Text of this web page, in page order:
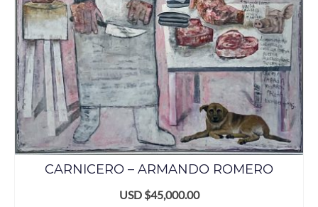
CARNICERO – ARMANDO ROMERO
USD $45,000.00